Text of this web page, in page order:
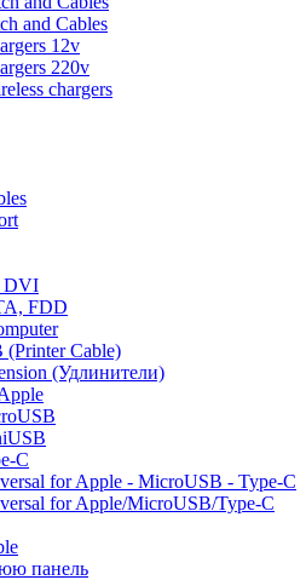
and Cables
12v
220v
chargers
DVI
FDD
(Printer Cable)
(Удлинители)
C
for Apple - MicroUSB - Type-C
for Apple/MicroUSB/Type-C
панель